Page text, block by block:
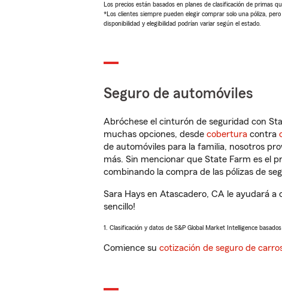
Los precios están basados en planes de clasificación de primas
*Los clientes siempre pueden elegir comprar solo una póliza,
disponibilidad y elegibilidad podrían variar según el estado.
Seguro de automóviles
Abróchese el cinturón de seguridad con
muchas opciones, desde cobertura contra
de automóviles para la familia, nosotros
más. Sin mencionar que State Farm es el
combinando la compra de las pólizas de
Sara Hays en Atascadero, CA le ayudará
sencillo!
1. Clasificación y datos de S&P Global Market Intelligence
Comience su cotización de seguro de